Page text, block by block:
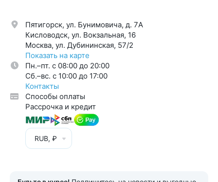
Пятигорск, ул. Бунимовича, д. 7A
Кисловодск, ул. Вокзальная, 16
Москва, ул. Дубининская, 57/2
Показать на карте
Пн.–пт. с 08:00 до 20:00
Cб.–вс. с 10:00 до 17:00
Контакты
Способы оплаты
Рассрочка и кредит
RUB, ₽